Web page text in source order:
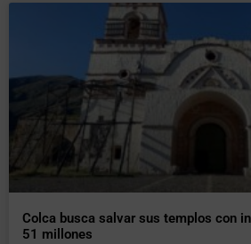
Colca busca salvar sus templos con
51 millones